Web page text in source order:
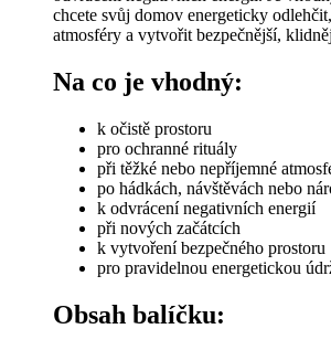
chcete svůj domov energeticky
atmosféry a vytvořit bezpečnější,
Na co je vhodný:
k očistě prostoru
pro ochranné rituály
při těžké nebo nepříjemné
po hádkách, návštěvách nebo
k odvrácení negativních energií
při nových začátcích
k vytvoření bezpečného prostoru
pro pravidelnou energetickou
Obsah balíčku: